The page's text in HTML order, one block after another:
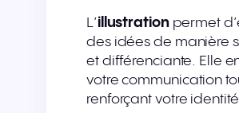
L’illustrationpermet
des idées de manière
et différenciante. Elle
votre communication
renforçant votre